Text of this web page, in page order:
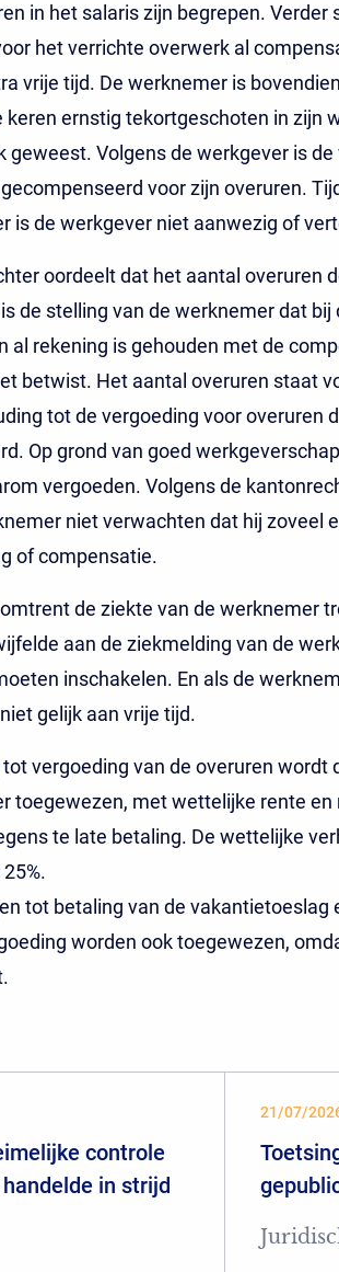
in het salaris zijn begrepen. Verder
het verrichte overwerk al
vrije tijd. De werknemer is
keren ernstig tekortgeschoten in zijn
geweest. Volgens de werkgever is
voor zijn overuren.
is de werkgever niet aanwezig of
oordeelt dat het aantal overuren
de stelling van de werknemer dat bij
al rekening is gehouden met de
betwist. Het aantal overuren staat
tot de vergoeding voor overuren
Op grond van goed
vergoeden. Volgens de
niet verwachten dat hij zoveel
of compensatie.
de ziekte van de werknemer
aan de ziekmelding van de
inschakelen. En als de
gelijk aan vrije tijd.
vergoeding van de overuren wordt
toegewezen, met wettelijke rente
te late betaling. De wettelijke
tot betaling van de vakantietoeslag
worden ook toegewezen,
controle
in strijd
21/07/